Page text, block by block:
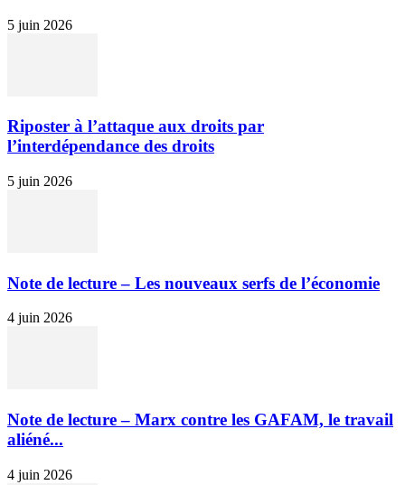
5 juin 2026
Riposter à l’attaque aux droits par
l’interdépendance des droits
5 juin 2026
Note de lecture – Les nouveaux serfs de l’économie
4 juin 2026
Note de lecture – Marx contre les GAFAM, le travail
aliéné...
4 juin 2026